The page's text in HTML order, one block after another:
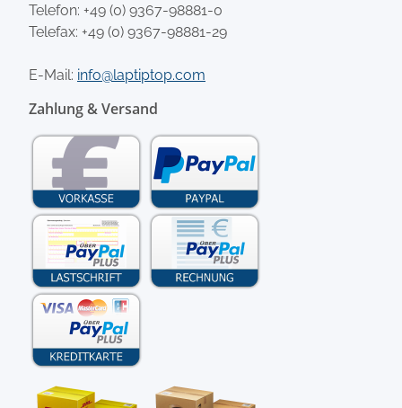
Telefon: +49 (0) 9367-98881-0
Telefax: +49 (0) 9367-98881-29
E-Mail: info@laptiptop.com
Zahlung & Versand